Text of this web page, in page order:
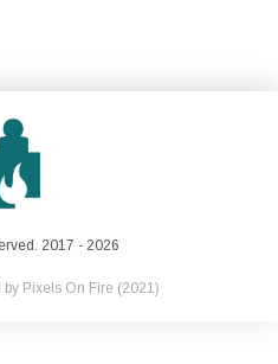
2017 - 2026
by Pixels On Fire (2021)